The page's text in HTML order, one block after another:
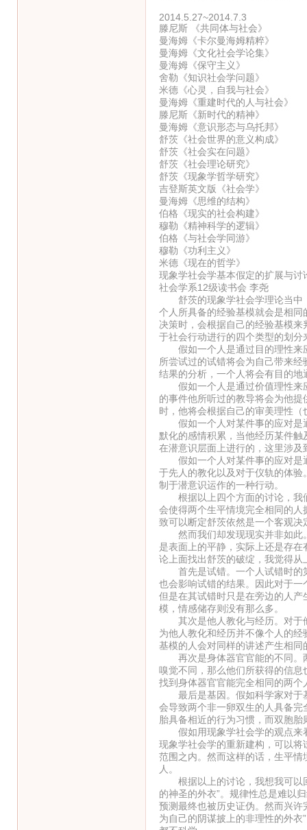
2014.5.27~2014.7.3
滕尼斯 《共同体与社会》
曼海姆《卡尔曼海姆精粹》
曼海姆《文化社会学论集》
曼海姆《保守主义》
舍勒《知识社会学问题》
米德《心灵，自我与社会》
曼海姆《重建时代的人与社会》
滕尼斯《新时代的精神》
曼海姆《意识形态与乌托邦》
舒茨《社会世界的意义构成》
舒茨《社会实在问题》
舒茨《社会理论研究》
舒茨《现象学哲学研究》
吉登斯英文版《社会学》
曼海姆《思维的结构》
伯格《现实的社会构建》
穆勒《精神科学的逻辑》
伯格《与社会学同游》
穆勒《功利主义》
米德《现在的哲学》
现象学社会学基本假定的扩展与讨
社会学系12级读书会 李尧
舒茨的现象学社会学理论当中
个人所具备的经验基模就会是相
决策时，会根据自己的经验基模
于社会行动进行的四个类型的划
假如一个人是通过目的理性来
所尝试过的试错将会为自己带来
结果的分析，一个人将会有目的
假如一个人是通过价值理性来
的事件他所听过的教导将会为他
时，他将会根据自己的审美理性
假如一个人对某件事的应对是
默化的感情积累，当他经历某件
在潜意识层面上进行的，这里涉
假如一个人对某件事的应对是
于先人的教化以及对于仪轨的体
制于潜意识运作的一种行动。
根据以上四个方面的讨论，我
会使得两个生平情境完全相同的
致可以断定舒茨依然是一个客观
然而我们却发现现实并非如此
是表面上的平静，实际上还是存
论上面找出舒茨的破绽，我觉得
首先是试错。一个人试错时的
也会影响试错的结果。因此对于
但是在其试错时只是在旁边的人
模，情感储存则没有那么多。
其次是他人教化与经历。对于
为他人教化和经历并不像个人的
基模的人会对同样的讲述产生相
再次是身体器官官能的不同。
嗅觉不同，那么他们所获得的信
找到身体器官官能完全相同的两
最后是基因。假如科学家对于基
会导致两个非一卵双生的人具备
胎具备相近的行为习惯，而双胞
假如用现象学社会学的观点来
现象学社会学的重新建构，可以
范围之内。然而这样的话，生平
人。
根据以上的讨论，我想我可以回
的神圣的外衣”。规律性总是难以
预测最终也被历史证伪。然而兴
为自己的阴谋披上的非理性的外